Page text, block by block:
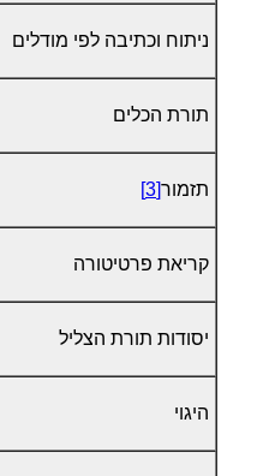
ניתוח וכתיבה לפי מודלים
תורת הכלים
תזמור[3]
קריאת פרטיטורה
יסודות תורת הצליל
היגוי